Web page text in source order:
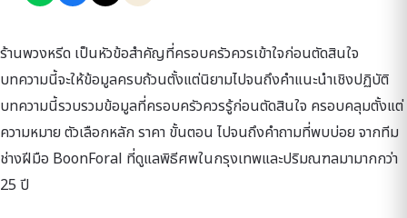
ร้านพวงหรีด เป็นหัวข้อสำคัญที่ครอบครัวควรเข้าใจก่อนตัดสินใจ
บทความนี้จะให้ข้อมูลครบถ้วนตั้งแต่นิยามไปจนถึงคำแนะนำเชิงปฏิบัติ
บทความนี้รวบรวมข้อมูลที่ครอบครัวควรรู้ก่อนตัดสินใจ ครอบคลุมตั้งแต่
ความหมาย ตัวเลือกหลัก ราคา ขั้นตอน ไปจนถึงคำถามที่พบบ่อย จากทีม
ช่างฝีมือ BoonForal ที่ดูแลพิธีศพในกรุงเทพและปริมณฑลมามากกว่า
25 ปี